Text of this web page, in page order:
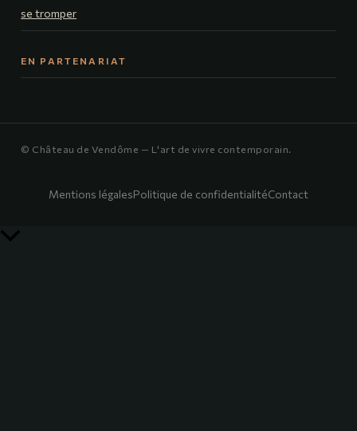
se tromper
EN PARTENARIAT
© Château de Vendôme — L'art de vivre contemporain.
Mentions légalesPolitique de confidentialitéContact